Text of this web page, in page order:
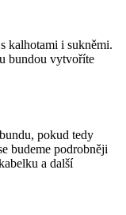
kalhotami i sukněmi.
bundou vytvoříte
pokud tedy
budeme podrobněji
a další